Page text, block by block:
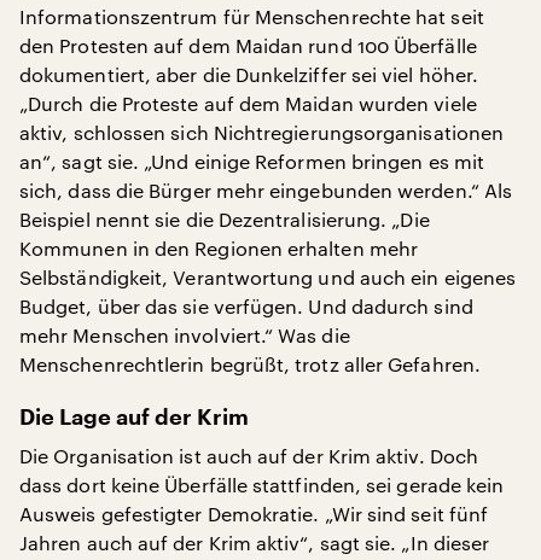
Informationszentrum für Menschenrechte hat seit
den Protesten auf dem Maidan rund 100 Überfälle
dokumentiert, aber die Dunkelziffer sei viel höher.
„Durch die Proteste auf dem Maidan wurden viele
aktiv, schlossen sich Nichtregierungsorganisationen
an“, sagt sie. „Und einige Reformen bringen es mit
sich, dass die Bürger mehr eingebunden werden.“ Als
Beispiel nennt sie die Dezentralisierung. „Die
Kommunen in den Regionen erhalten mehr
Selbständigkeit, Verantwortung und auch ein eigenes
Budget, über das sie verfügen. Und dadurch sind
mehr Menschen involviert.“ Was die
Menschenrechtlerin begrüßt, trotz aller Gefahren.
Die Lage auf der Krim
Die Organisation ist auch auf der Krim aktiv. Doch
dass dort keine Überfälle stattfinden, sei gerade kein
Ausweis gefestigter Demokratie. „Wir sind seit fünf
Jahren auch auf der Krim aktiv“, sagt sie. „In dieser